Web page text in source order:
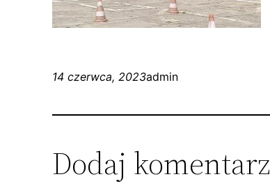
14 czerwca, 2023admin
Dodaj komentarz